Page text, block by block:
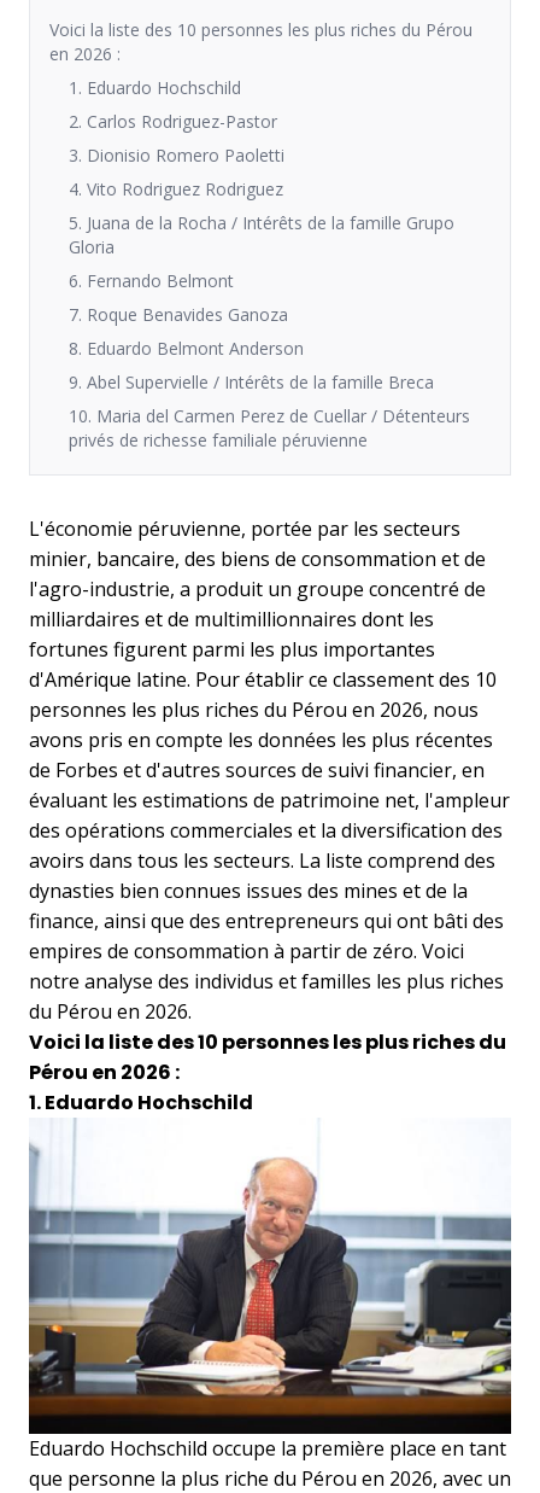
Voici la liste des 10 personnes les plus riches du Pérou
en 2026 :
1. Eduardo Hochschild
2. Carlos Rodriguez-Pastor
3. Dionisio Romero Paoletti
4. Vito Rodriguez Rodriguez
5. Juana de la Rocha / Intérêts de la famille Grupo
Gloria
6. Fernando Belmont
7. Roque Benavides Ganoza
8. Eduardo Belmont Anderson
9. Abel Supervielle / Intérêts de la famille Breca
10. Maria del Carmen Perez de Cuellar / Détenteurs
privés de richesse familiale péruvienne
L'économie péruvienne, portée par les secteurs
minier, bancaire, des biens de consommation et de
l'agro-industrie, a produit un groupe concentré de
milliardaires et de multimillionnaires dont les
fortunes figurent parmi les plus importantes
d'Amérique latine. Pour établir ce classement des 10
personnes les plus riches du Pérou en 2026, nous
avons pris en compte les données les plus récentes
de Forbes et d'autres sources de suivi financier, en
évaluant les estimations de patrimoine net, l'ampleur
des opérations commerciales et la diversification des
avoirs dans tous les secteurs. La liste comprend des
dynasties bien connues issues des mines et de la
finance, ainsi que des entrepreneurs qui ont bâti des
empires de consommation à partir de zéro. Voici
notre analyse des individus et familles les plus riches
du Pérou en 2026.
Voici la liste des 10 personnes les plus riches du
Pérou en 2026 :
1. Eduardo Hochschild
Eduardo Hochschild occupe la première place en tant
que personne la plus riche du Pérou en 2026, avec un